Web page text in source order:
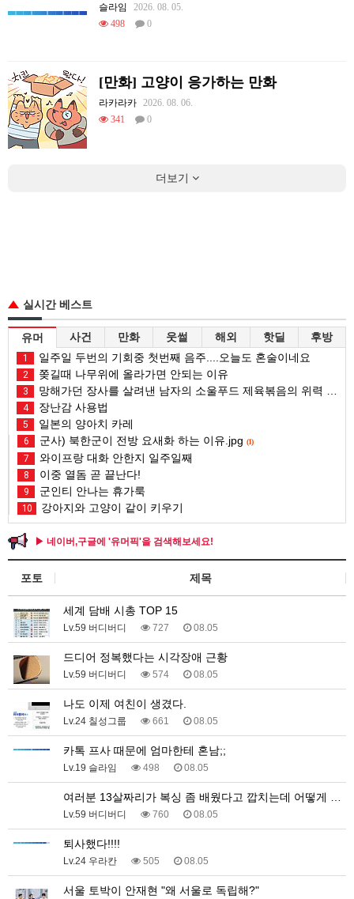
슬라임
2026. 08. 05.
498
0
[만화] 고양이 응가하는 만화
라카라카
2026. 08. 06.
341
0
더보기
실시간 베스트
유머 사건 만화 웃썰 해외 핫딜 후방
1 일주일 두번의 기회중 첫번째 음주....오늘도 혼술이네요
2 쫒길때 나무위에 올라가면 안되는 이유
3 망해가던 장사를 살려낸 남자의 소울푸드 제육볶음의 위력 ㅋㅋ
4 장난감 사용법
5 일본의 양아치 카레
6 군사) 북한군이 전방 요새화 하는 이유.jpg (1)
7 와이프랑 대화 안한지 일주일째
8 이중 열돔 곧 끝난다!
9 군인티 안나는 휴가룩
10 강아지와 고양이 같이 키우기
▶ 네이버,구글에 '유머픽'을 검색해보세요!
포토 제목
세계 담배 시총 TOP 15
Lv.59 버디버디 727 08.05
드디어 정복했다는 시각장애 근황
Lv.59 버디버디 574 08.05
나도 이제 여친이 생겼다.
Lv.24 칠성그룹 661 08.05
카톡 프사 때문에 엄마한테 혼남;;
Lv.19 슬라임 498 08.05
여러분 13살짜리가 복싱 좀 배웠다고 깝치는데 어떻게 …
Lv.59 버디버디 760 08.05
퇴사했다!!!!
Lv.24 우라칸 505 08.05
서울 토박이 안재현 "왜 서울로 독립해?"